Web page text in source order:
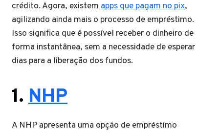
crédito. Agora, existem apps que pagam no pix,
agilizando ainda mais o processo de empréstimo.
Isso significa que é possível receber o dinheiro de
forma instantânea, sem a necessidade de esperar
dias para a liberação dos fundos.
1. NHP
A NHP apresenta uma opção de empréstimo